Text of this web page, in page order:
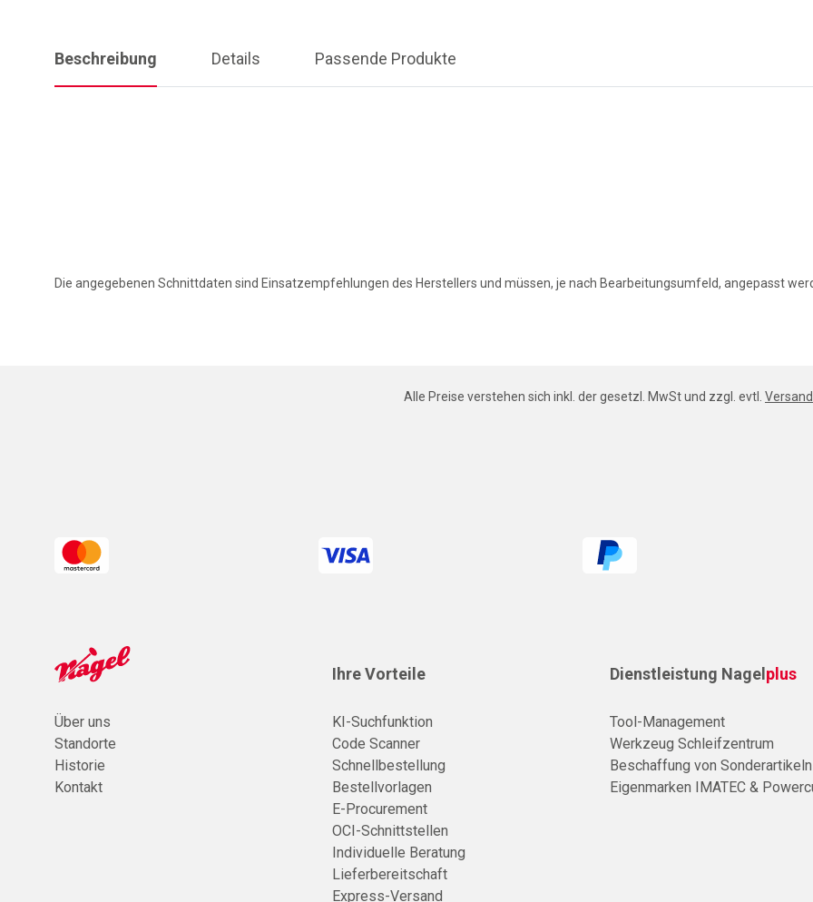
Beschreibung Details Passende Produkte
Die angegebenen Schnittdaten sind Einsatzempfehlungen des Herstellers und müssen, je nach Bearbeitungsumfeld, angepasst
Alle Preise verstehen sich inkl. der gesetzl. MwSt und zzgl. evtl. Versand
Über uns
Standorte
Historie
Kontakt
Ihre Vorteile
KI-Suchfunktion
Code Scanner
Schnellbestellung
Bestellvorlagen
E-Procurement
OCI-Schnittstellen
Individuelle Beratung
Lieferbereitschaft
Express-Versand
Dienstleistung Nagel plus
Tool-Management
Werkzeug Schleifzentrum
Beschaffung von Sonderartikeln
Eigenmarken IMATEC &